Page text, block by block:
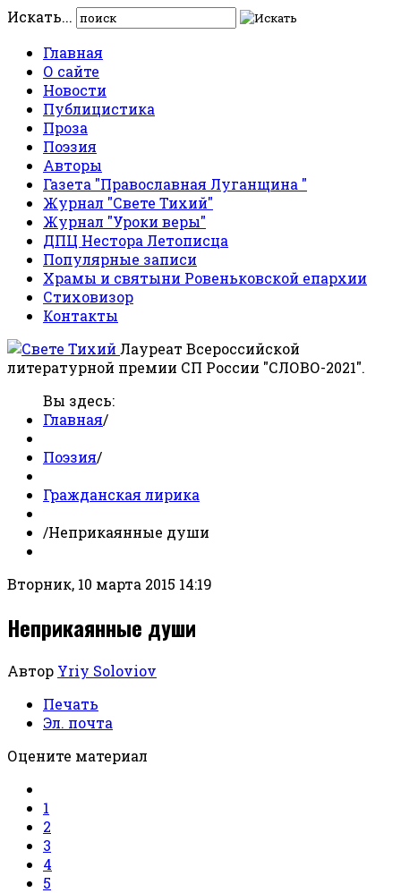
Искать...
Главная
О сайте
Новости
Публицистика
Проза
Поэзия
Авторы
Газета "Православная Луганщина "
Журнал "Свете Тихий"
Журнал "Уроки веры"
ДПЦ Нестора Летописца
Популярные записи
Храмы и святыни Ровеньковской епархии
Стиховизор
Контакты
Лауреат Всероссийской
литературной премии СП России "СЛОВО-2021".
Вы здесь:
Главная/
Поэзия/
Гражданская лирика
/Неприкаянные души
Вторник, 10 марта 2015 14:19
Неприкаянные души
Автор Yriy Soloviov
Печать
Эл. почта
Оцените материал
1
2
3
4
5